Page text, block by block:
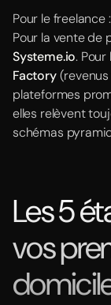
Pour le freelance :
Pour la vente
Systeme.io.
Factory(revenus
plateformes
elles relèvent
schémas
Les 5
vos